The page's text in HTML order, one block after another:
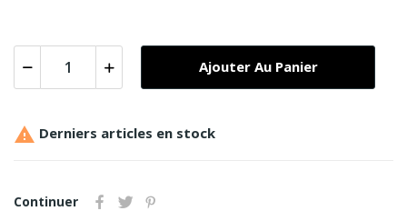
Ajouter Au Panier
 Derniers articles en stock
Continuer